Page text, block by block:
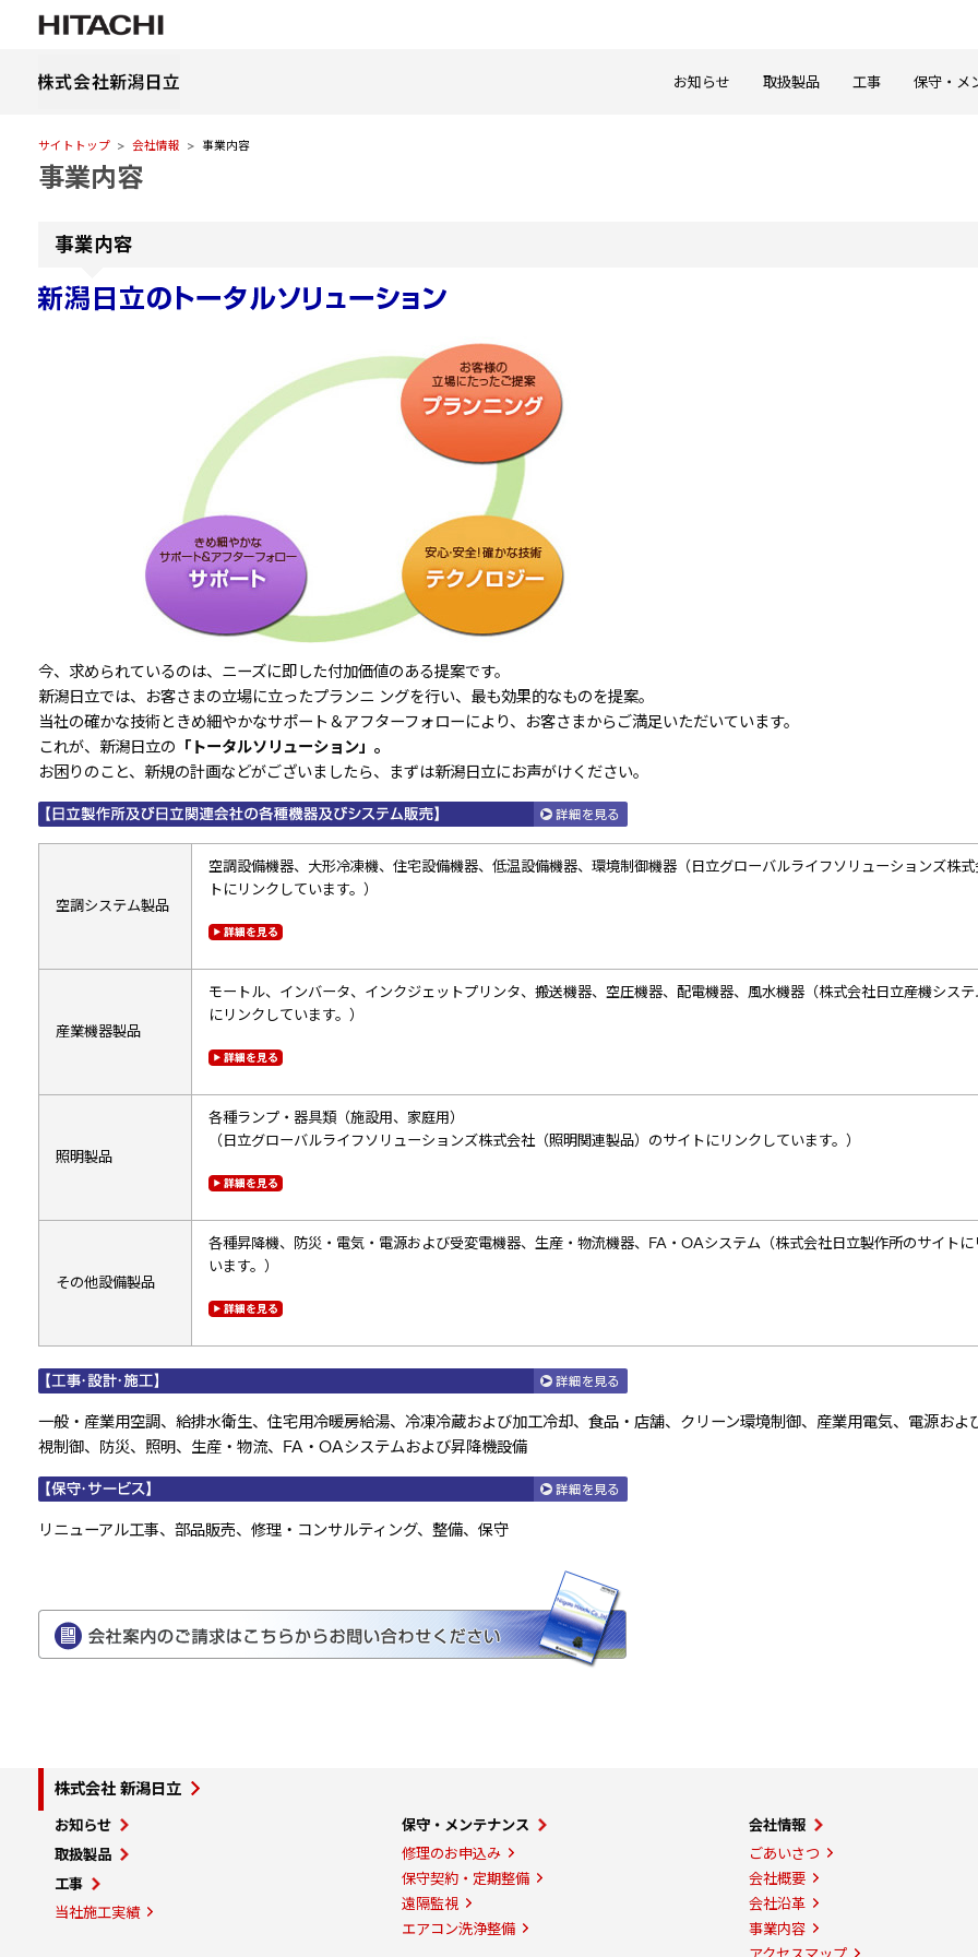
お知らせ 取扱製品 工事 保守・メ
サイトトップ 会社情報 事業内容
事業内容
事業内容
今、求められているのは、ニーズに即した付加価値のある提案です。
新潟日立では、お客さまの立場に立ったプランニ ングを行い、最も効果的なものを提案。
当社の確かな技術ときめ細やかなサポート＆アフターフォローにより、お客さまからご満足いただいています。
これが、新潟日立の 「トータルソリューション」。
お困りのこと、新規の計画などがございましたら、まずは新潟日立にお声がけください。
空調システム製品
空調設備機器、大形冷凍機、住宅設備機器、低温設備機器、環境制御機器（日立グローバルライフソリューションズ株式
トにリンクしています。）
産業機器製品
モートル、インバータ、インクジェットプリンタ、搬送機器、空圧機器、配電機器、風水機器（株式会社日立産機システ
にリンクしています。）
照明製品
各種ランプ・器具類（施設用、家庭用）
（日立グローバルライフソリューションズ株式会社（照明関連製品）のサイトにリンクしています。）
その他設備製品
各種昇降機、防災・電気・電源および受変電機器、生産・物流機器、FA・OAシステム（株式会社日立製作所のサイトに
います。）
一般・産業用空調、給排水衛生、住宅用冷暖房給湯、冷凍冷蔵および加工冷却、食品・店舗、クリーン環境制御、産業用電気、電源およ
視制御、防災、照明、生産・物流、FA・OAシステムおよび昇降機設備
リニューアル工事、部品販売、修理・コンサルティング、整備、保守
株式会社 新潟日立
お知らせ
取扱製品
工事
当社施工実績
保守・メンテナンス
修理のお申込み
保守契約・定期整備
遠隔監視
エアコン洗浄整備
会社情報
ごあいさつ
会社概要
会社沿革
事業内容